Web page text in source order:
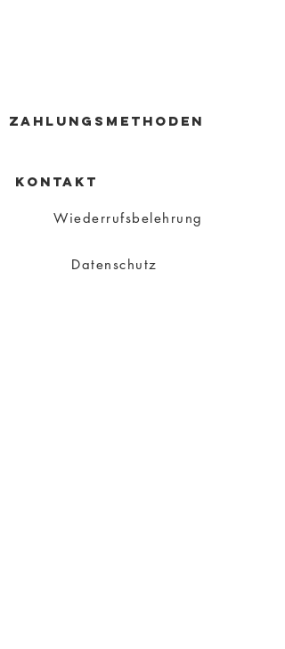
zahlungsmethoden
KONTAKT
Wiederrufsbelehrung
Datenschutz